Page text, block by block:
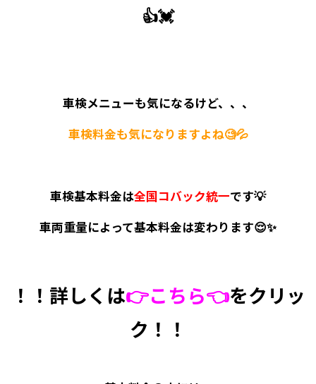
👍💓
車検メニューも気になるけど、、、
車検料金も気になりますよね🧐💦
車検基本料金は全国コバック統一です💡
車両重量によって基本料金は変わります😌✨
！！詳しくは👉こちら👈をクリッ
ク！！